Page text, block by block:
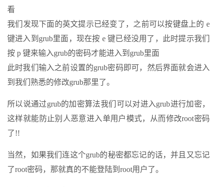
看
我们发现下面的英文提示已经变了，之前可以按键盘上的 e
键进入到grub里面，现在按 e 键已经没用了，此时提示我们
按 p 键来输入grub的密码才能进入到grub里面
此时我们输入之前设置的grub密码即可，然后界面就会进入
到我们熟悉的修改grub那里了。
所以说通过grub的加密算法我们可以对进入grub进行加密，
这样就能防止别人恶意进入单用户模式，从而修改root密码
了!!
当然，如果我们连这个grub的秘密都忘记的话，并且又忘记
了root密码，那就真的不能登陆到root用户了。